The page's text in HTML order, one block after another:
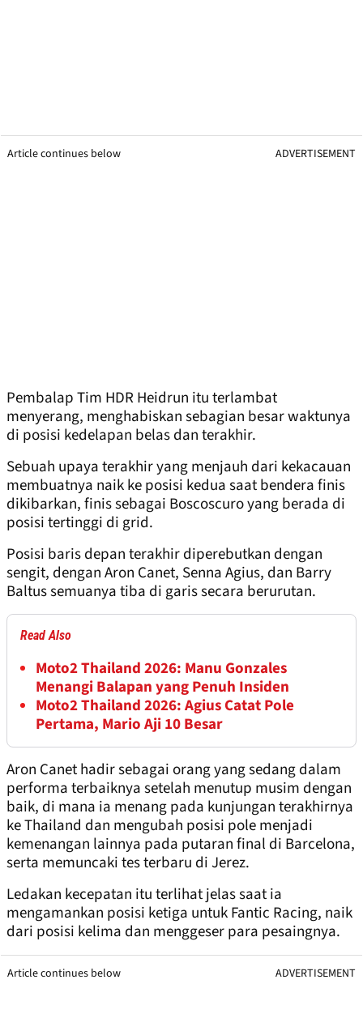
Article continues below ADVERTISEMENT
Pembalap Tim HDR Heidrun itu terlambat
menyerang, menghabiskan sebagian besar waktunya
di posisi kedelapan belas dan terakhir.
Sebuah upaya terakhir yang menjauh dari kekacauan
membuatnya naik ke posisi kedua saat bendera finis
dikibarkan, finis sebagai Boscoscuro yang berada di
posisi tertinggi di grid.
Posisi baris depan terakhir diperebutkan dengan
sengit, dengan Aron Canet, Senna Agius, dan Barry
Baltus semuanya tiba di garis secara berurutan.
Read Also
Moto2 Thailand 2026: Manu Gonzales
Menangi Balapan yang Penuh Insiden
Moto2 Thailand 2026: Agius Catat Pole
Pertama, Mario Aji 10 Besar
Aron Canet hadir sebagai orang yang sedang dalam
performa terbaiknya setelah menutup musim dengan
baik, di mana ia menang pada kunjungan terakhirnya
ke Thailand dan mengubah posisi pole menjadi
kemenangan lainnya pada putaran final di Barcelona,
​​serta memuncaki tes terbaru di Jerez.
Ledakan kecepatan itu terlihat jelas saat ia
mengamankan posisi ketiga untuk Fantic Racing, naik
dari posisi kelima dan menggeser para pesaingnya.
Article continues below ADVERTISEMENT